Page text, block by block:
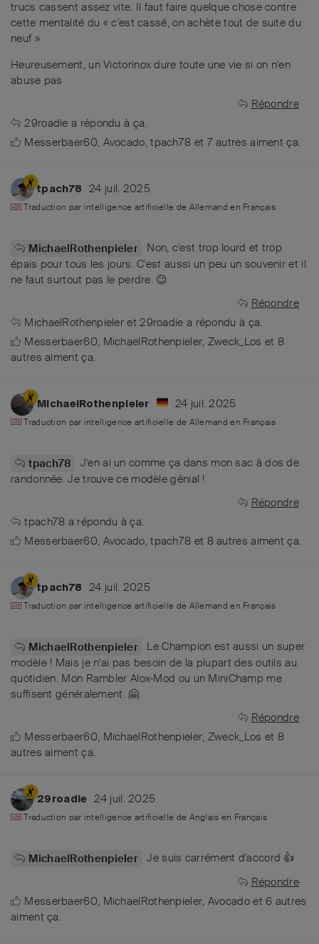
trucs cassent assez vite. Il faut faire quelque chose contre
cette mentalité du « c'est cassé, on achète tout de suite du
neuf »
Heureusement, un Victorinox dure toute une vie si on n'en
abuse pas
Répondre
29roadie a répondu à ça.
Messerbaer60, Avocado,tpach78 et 7autres aiment ça.
tpach78 24 juil. 2025
Traduction par intelligence artificielle de Allemand en Français
MichaelRothenpieler
Non, c'est trop lourd et trop
épais pour tous les jours. C'est aussi un peu un souvenir et il
ne faut surtout pas le perdre. 😉
Répondre
MichaelRothenpieler et29roadie a répondu à ça.
Messerbaer60, MichaelRothenpieler, Zweck_Los et 8
autres aiment ça.
MichaelRothenpieler 24 juil. 2025
Traduction par intelligence artificielle de Allemand en Français
tpach78
J'en ai un comme ça dans mon sac à dos de
randonnée. Je trouve ce modèle génial !
Répondre
tpach78 a répondu à ça.
Messerbaer60, Avocado,tpach78 et 8autres aiment ça.
tpach78 24 juil. 2025
Traduction par intelligence artificielle de Allemand en Français
MichaelRothenpieler
Le Champion est aussi un super
modèle ! Mais je n'ai pas besoin de la plupart des outils au
quotidien. Mon Rambler Alox-Mod ou un MiniChamp me
suffisent généralement. 🤗
Répondre
Messerbaer60, MichaelRothenpieler, Zweck_Los et 8
autres aiment ça.
29roadie 24 juil. 2025
Traduction par intelligence artificielle de Anglais en Français
MichaelRothenpieler Je suis carrément d'accord 👍
Répondre
Messerbaer60, MichaelRothenpieler, Avocadoet6 autres
aiment ça.